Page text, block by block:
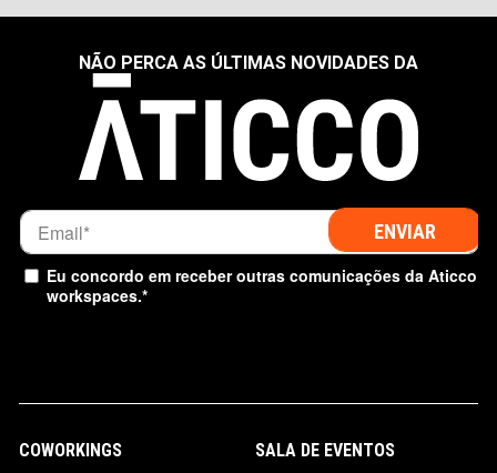
NÃO PERCA AS ÚLTIMAS NOVIDADES DA
Eu concordo em receber outras comunicações da Aticco
workspaces.*
COWORKINGS SALA DE EVENTOS